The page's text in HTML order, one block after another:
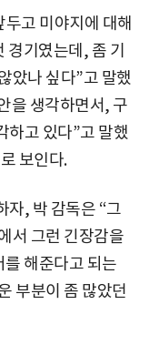
고 미야지에 대해
기였는데, 좀 기
았나 싶다”고 말했
을 생각하면서, 구
하고 있다”고 말했
보인다.
자, 박 감독은 “그
서 그런 긴장감을
해준다고 되는
부분이 좀 많았던